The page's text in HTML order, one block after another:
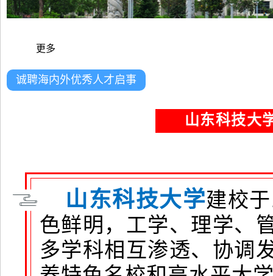
更多
诚聘海内外优秀人才启事
山东科技大
山东科技大学建校
色鲜明，工学、理学、
多学科相互渗透、协调